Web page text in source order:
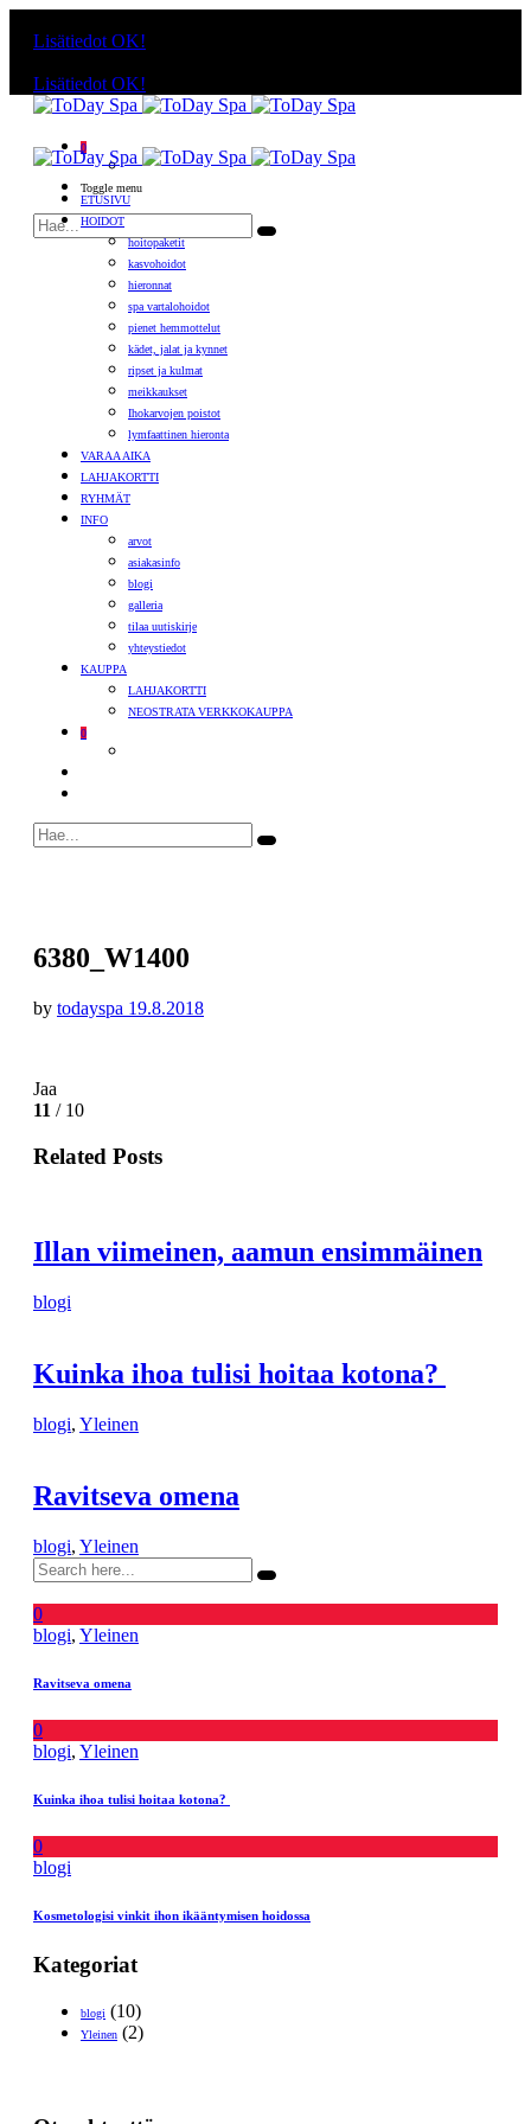
Lisätiedot OK!
Lisätiedot OK!
0
Toggle menu
ETUSIVU
HOIDOT
hoitopaketit
kasvohoidot
hieronnat
spa vartalohoidot
pienet hemmottelut
kädet, jalat ja kynnet
ripset ja kulmat
meikkaukset
Ihokarvojen poistot
lymfaattinen hieronta
VARAA AIKA
LAHJAKORTTI
RYHMÄT
INFO
arvot
asiakasinfo
blogi
galleria
tilaa uutiskirje
yhteystiedot
KAUPPA
LAHJAKORTTI
NEOSTRATA VERKKOKAUPPA
0
6380_W1400
by todayspa 19.8.2018
Jaa
11 / 10
Related Posts
Illan viimeinen, aamun ensimmäinen
blogi
Kuinka ihoa tulisi hoitaa kotona?
blogi, Yleinen
Ravitseva omena
blogi, Yleinen
0
blogi, Yleinen
Ravitseva omena
0
blogi, Yleinen
Kuinka ihoa tulisi hoitaa kotona?
0
blogi
Kosmetologisi vinkit ihon ikääntymisen hoidossa
Kategoriat
blogi (10)
Yleinen (2)